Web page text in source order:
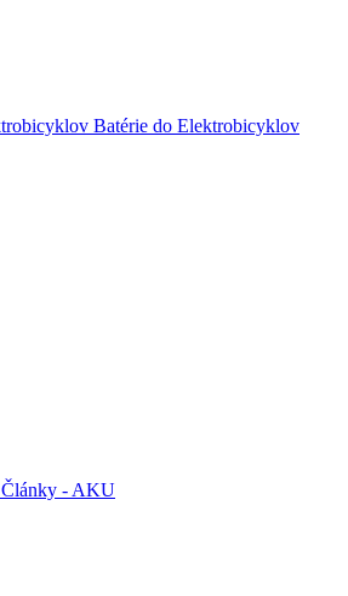
Batérie do Elektrobicyklov
Články - AKU